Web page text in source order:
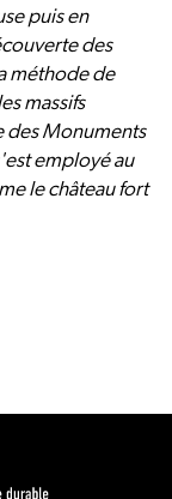
puis en
des
méthode de
massifs
des Monuments
employé au
le château fort